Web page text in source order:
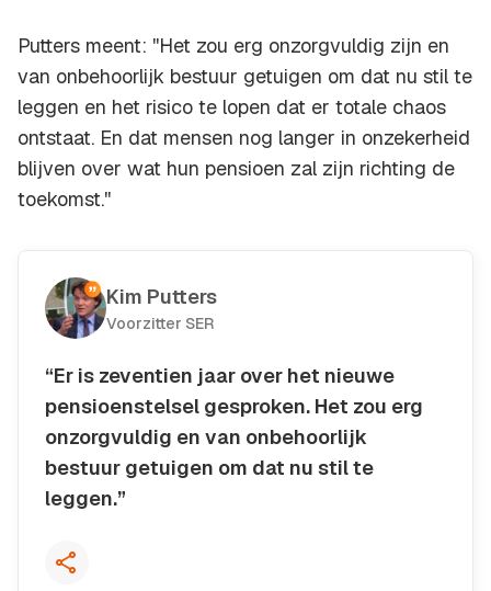
Putters meent: ''Het zou erg onzorgvuldig zijn en
van onbehoorlijk bestuur getuigen om dat nu stil te
leggen en het risico te lopen dat er totale chaos
ontstaat. En dat mensen nog langer in onzekerheid
blijven over wat hun pensioen zal zijn richting de
toekomst.''
Kim Putters
Voorzitter SER
“Er is zeventien jaar over het nieuwe
pensioenstelsel gesproken. Het zou erg
onzorgvuldig en van onbehoorlijk
bestuur getuigen om dat nu stil te
leggen.”Kopieer quote